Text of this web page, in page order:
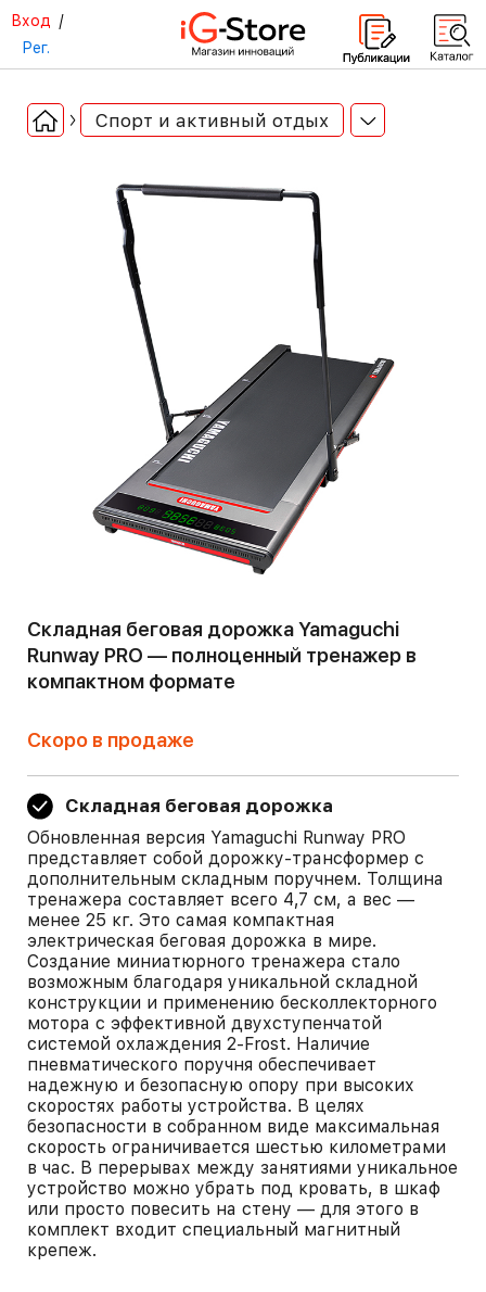
Вход /
Рег.
Спорт и активный отдых
Складная беговая дорожка Yamaguchi
Runway PRO — полноценный тренажер в
компактном формате
Скоро в продаже
Складная беговая дорожка
Обновленная версия Yamaguchi Runway PRO
представляет собой дорожку-трансформер с
дополнительным складным поручнем. Толщина
тренажера составляет всего 4,7 см, а вес —
менее 25 кг. Это самая компактная
электрическая беговая дорожка в мире.
Создание миниатюрного тренажера стало
возможным благодаря уникальной складной
конструкции и применению бесколлекторного
мотора с эффективной двухступенчатой
системой охлаждения 2-Frost. Наличие
пневматического поручня обеспечивает
надежную и безопасную опору при высоких
скоростях работы устройства. В целях
безопасности в собранном виде максимальная
скорость ограничивается шестью километрами
в час. В перерывах между занятиями уникальное
устройство можно убрать под кровать, в шкаф
или просто повесить на стену — для этого в
комплект входит специальный магнитный
крепеж.